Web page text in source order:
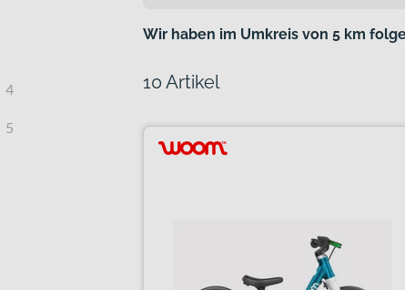
4
5
Wir haben im Umkreis von 5 km
10 Artikel